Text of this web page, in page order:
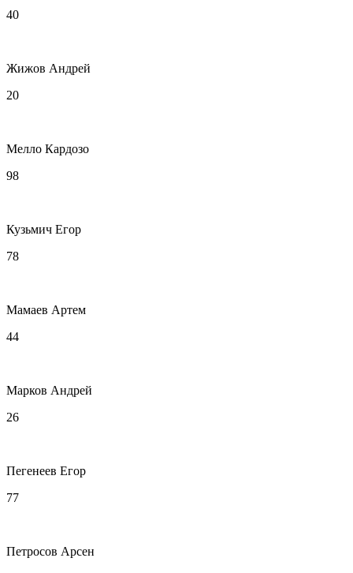
40
Жижов Андрей
20
Мелло Кардозо
98
Кузьмич Егор
78
Мамаев Артем
44
Марков Андрей
26
Пегенеев Егор
77
Петросов Арсен